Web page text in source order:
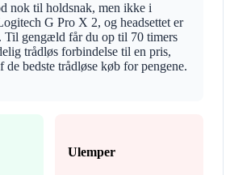
nok til holdsnak, men ikke i
G Pro X 2, og headsettet er
Til gengæld får du op til 70 timers
trådløs forbindelse til en pris,
de bedste trådløse køb for pengene.
Ulemper